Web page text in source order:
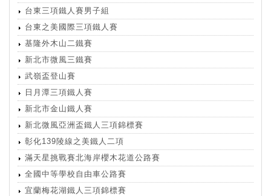
台東三項鐵人賽男子組
台東之美國際三項鐵人賽
基隆外木山二鐵賽
新北市微風三鐵賽
武嶺盃登山賽
日月潭三項鐵人賽
新北市金山鐵人賽
新北微風亞洲盃鐵人三項錦標賽
彰化139陵線之美鐵人二項
滿天星挑戰賽北海岸櫻木花道公路賽
全國中等學校自由車公路賽
宜蘭梅花湖鐵人三項錦標賽